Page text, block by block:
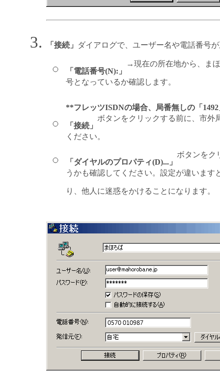
「接続」 ダイアログで、ユーザー名や電話番号
「電話番号(N):」
→現在の所在地から、ま
号となっているか確認します。
**フレッツISDNの場合、局番無しの「1492
「接続」 ボタンをクリックする前に、市
ください。
「ダイヤルのプロパティ(D)...」 ボタンをク
うかも確認してください。設定が違いま
り、他人に迷惑をかけることになります。